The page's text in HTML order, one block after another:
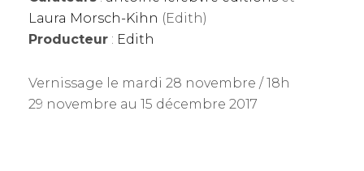
Laura Morsch-Kihn (Edith)
Producteur : Edith
Vernissage le mardi 28 novembre / 18h
29 novembre au 15 décembre 2017